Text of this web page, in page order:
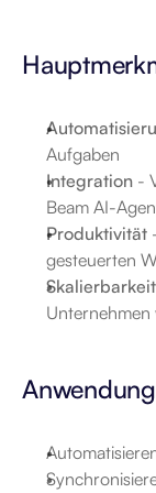
Aufgaben
Integration -
Beam AI-
Produktivität
gesteuerten
Skalierbarkeit
Unternehmen